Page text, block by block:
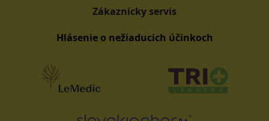
Zákaznícky servis
Hlásenie o nežiaducich účinkoch